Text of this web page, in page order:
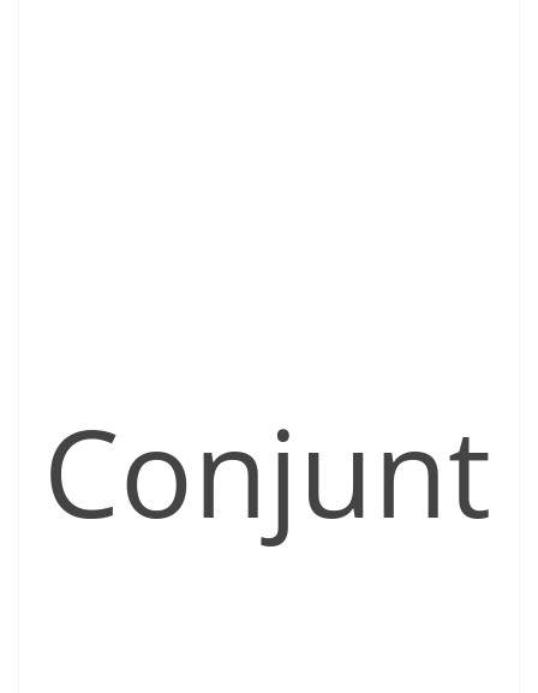
Conjunt